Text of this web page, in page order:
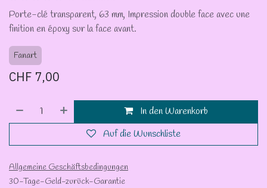
Porte-clé transparent, 63 mm, Impression double face avec une
finition en époxy sur la face avant.
Fanart
CHF 7,00
In den Warenkorb
Auf die Wunschliste
Allgemeine Geschäftsbedingungen
30-Tage-Geld-zurück-Garantie